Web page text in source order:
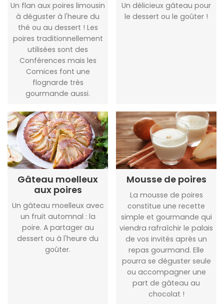
Un flan aux poires limousin
à déguster à l'heure du
thé ou au dessert ! Les
poires traditionnellement
utilisées sont des
Conférences mais les
Comices font une
flognarde très
gourmande aussi.
Un délicieux gâteau pour
le dessert ou le goûter !
Gâteau moelleux
aux poires
Un gâteau moelleux avec
un fruit automnal : la
poire. A partager au
dessert ou à l'heure du
goûter.
Mousse de poires
La mousse de poires
constitue une recette
simple et gourmande qui
viendra rafraîchir le palais
de vos invités après un
repas gourmand. Elle
pourra se déguster seule
ou accompagner une
part de gâteau au
chocolat !